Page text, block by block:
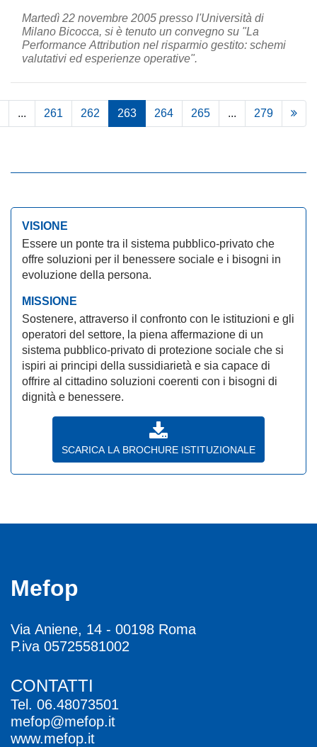
Martedì 22 novembre 2005 presso l'Università di
Milano Bicocca, si è tenuto un convegno su "La
Performance Attribution nel risparmio gestito: schemi
valutativi ed esperienze operative".
... 261 262 263 264 265 ... 279
VISIONE
Essere un ponte tra il sistema pubblico-privato che
offre soluzioni per il benessere sociale e i bisogni in
evoluzione della persona.
MISSIONE
Sostenere, attraverso il confronto con le istituzioni e gli
operatori del settore, la piena affermazione di un
sistema pubblico-privato di protezione sociale che si
ispiri ai principi della sussidiarietà e sia capace di
offrire al cittadino soluzioni coerenti con i bisogni di
dignità e benessere.
SCARICA LA BROCHURE ISTITUZIONALE
Mefop
Via Aniene, 14 - 00198 Roma
P.iva 05725581002
CONTATTI
Tel. 06.48073501
mefop@mefop.it
www.mefop.it